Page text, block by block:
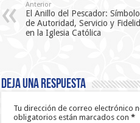
Anterior
El Anillo del Pescador: Símbolo
de Autoridad, Servicio y
en la Iglesia Católica
Deja una respuesta
Tu dirección de correo electrónico
obligatorios están marcados con*